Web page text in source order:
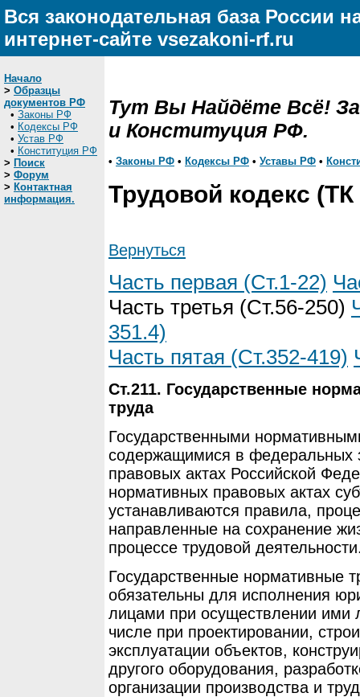
Вся законодательная база России
интернет-сайте vsezakoni-rf.ru
Начало
> Образцы
документов РФ
• Законы РФ
• Кодексы РФ
• Устав РФ
• Конституция РФ
> Поиск
> Форум
> Контактная
информация.
Тут Вы Найдёте Всё!
и Конституция РФ.
• Законы РФ • Кодексы РФ • Уставы РФ •
Трудовой кодекс
Вернуться
Часть первая (Ст.1-22)
Часть третья (Ст.56-250)
351.4)
Часть пятая (Ст.352-419)
Ст.211. Государственные
труда
Государственными
содержащимися в федеральных
правовых актах Российской
нормативных правовых актах
устанавливаются правила,
направленные на сохранение
процессе трудовой
Государственные нормативные
обязательны для исполнения
лицами при осуществлении ими
числе при проектировании,
эксплуатации объектов,
другого оборудования,
организации производства и